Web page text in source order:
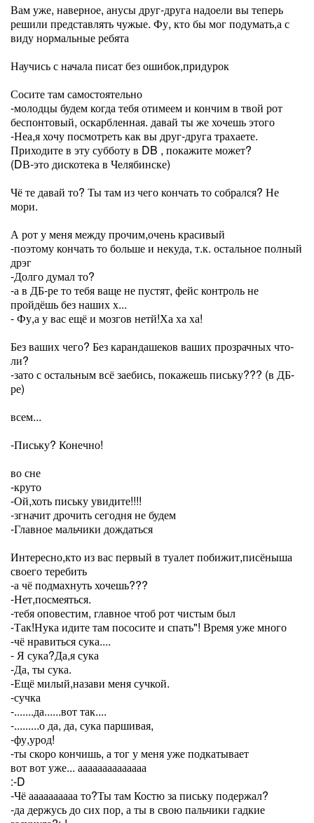
Вам уже, наверное, анусы друг-друга надоели вы теперь
решили представлять чужые. Фу, кто бы мог подумать,а с
виду нормальные ребята
Научись с начала писат без ошибок,придурок
Сосите там самостоятельно
-молодцы будем когда тебя отимеем и кончим в твой рот
беспонтовый, оскарбленная. давай ты же хочешь этого
-Неа,я хочу посмотреть как вы друг-друга трахаете.
Приходите в эту субботу в DB , покажите может?
(DВ-это дискотека в Челябинске)
Чё те давай то? Ты там из чего кончать то собрался? Не
мори.
А рот у меня между прочим,очень красивый
-поэтому кончать то больше и некуда, т.к. остальное полный
дрэг
-Долго думал то?
-а в ДБ-ре то тебя ваще не пустят, фейс контроль не
пройдёшь без наших х...
- Фу,а у вас ещё и мозгов нетй!Ха ха ха!
Без ваших чего? Без карандашеков ваших прозрачных что-
ли?
-зато с остальным всё заебись, покажешь письку??? (в ДБ-
ре)
всем...
-Письку? Конечно!
во сне
-круто
-Ой,хоть письку увидите!!!!
-згначит дрочить сегодня не будем
-Главное мальчики дождаться
Интересно,кто из вас первый в туалет побижит,писёныша
своего теребить
-а чё подмахнуть хочешь???
-Нет,посмеяться.
-тебя оповестим, главное чтоб рот чистым был
-Так!Нука идите там пососите и спать"! Время уже много
-чё нравиться сука....
- Я сука?Да,я сука
-Да, ты сука.
-Ещё милый,назави меня сучкой.
-сучка
-.......да......вот так....
-.........о да, да, сука паршивая,
-фу,урод!
-ты скоро кончишь, а тог у меня уже подкатывает
вот вот уже... аааааааааааааа
:-D
-Чё аааааааааа то?Ты там Костю за письку подержал?
-да держусь до сих пор, а ты в свою пальчики гадкие